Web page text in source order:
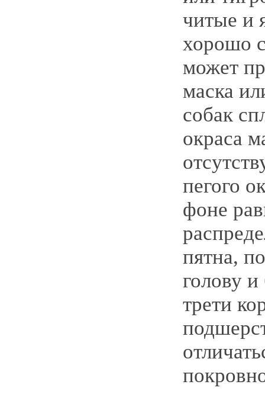
читые и
хорошо
может
маска
собак
окраса
пегого
фоне
пятна,
голову
трети